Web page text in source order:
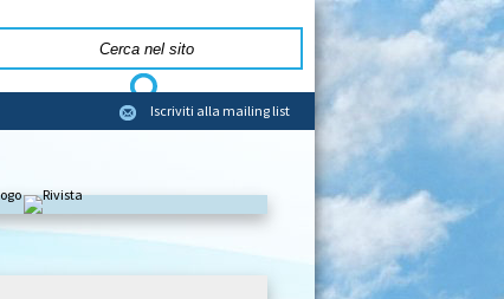
Iscriviti alla mailing list